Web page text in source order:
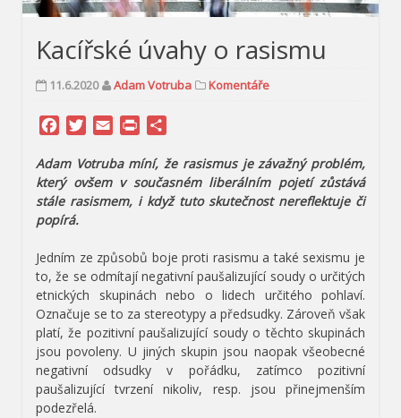
Kacířské úvahy o rasismu
11.6.2020 Adam Votruba Komentáře
Facebook
Twitter
Email Print
Adam Votruba míní, že rasismus je závažný problém,
který ovšem v současném liberálním pojetí zůstává
stále rasismem, i když tuto skutečnost nereflektuje či
popírá.
Jedním ze způsobů boje proti rasismu a také sexismu je
to, že se odmítají negativní paušalizující soudy o určitých
etnických skupinách nebo o lidech určitého pohlaví.
Označuje se to za stereotypy a předsudky. Zároveň však
platí, že pozitivní paušalizující soudy o těchto skupinách
jsou povoleny. U jiných skupin jsou naopak všeobecné
negativní odsudky v pořádku, zatímco pozitivní
paušalizující tvrzení nikoliv, resp. jsou přinejmenším
podezřelá.